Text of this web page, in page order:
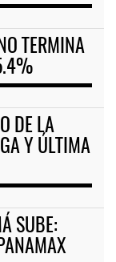
TERMINA
DE LA
Y ÚLTIMA
SUBE: